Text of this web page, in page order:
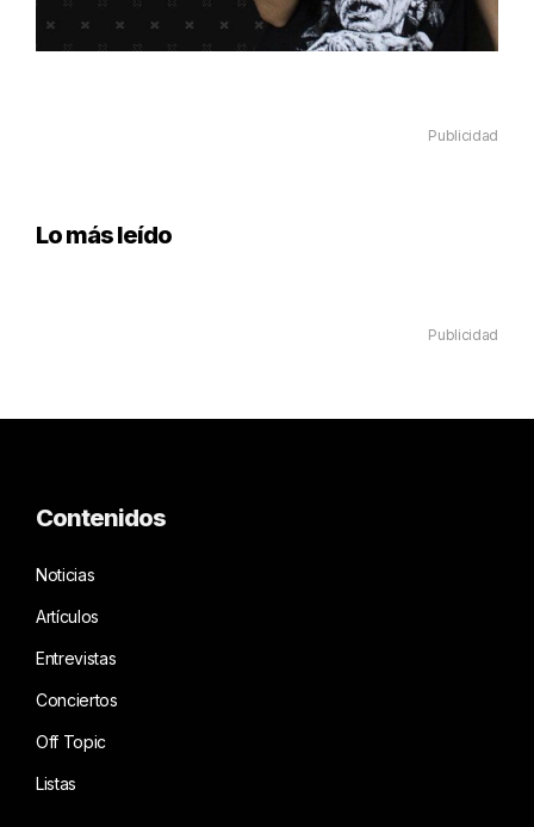
Publicidad
Lo más leído
Publicidad
Contenidos
Noticias
Artículos
Entrevistas
Conciertos
Off Topic
Listas